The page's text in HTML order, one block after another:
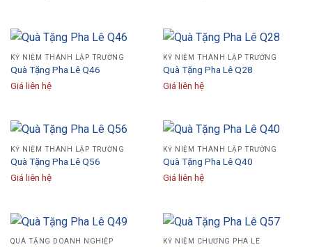
KỶ NIỆM THÀNH LẬP TRƯỜNG
Quà Tặng Pha Lê Q46
Giá liên hệ
KỶ NIỆM THÀNH LẬP TRƯỜNG
Quà Tặng Pha Lê Q28
Giá liên hệ
KỶ NIỆM THÀNH LẬP TRƯỜNG
Quà Tặng Pha Lê Q56
Giá liên hệ
KỶ NIỆM THÀNH LẬP TRƯỜNG
Quà Tặng Pha Lê Q40
Giá liên hệ
QUÀ TẶNG DOANH NGHIỆP KỶ NIỆM CHƯƠNG PHA LÊ